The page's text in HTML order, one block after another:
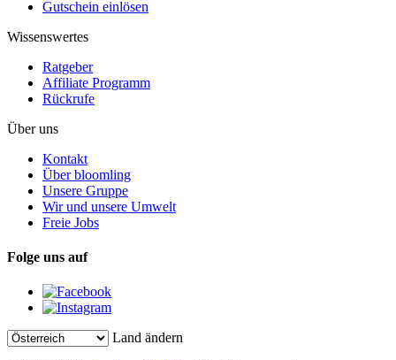
Gutschein einlösen
Wissenswertes
Ratgeber
Affiliate Programm
Rückrufe
Über uns
Kontakt
Über bloomling
Unsere Gruppe
Wir und unsere Umwelt
Freie Jobs
Folge uns auf
Land ändern